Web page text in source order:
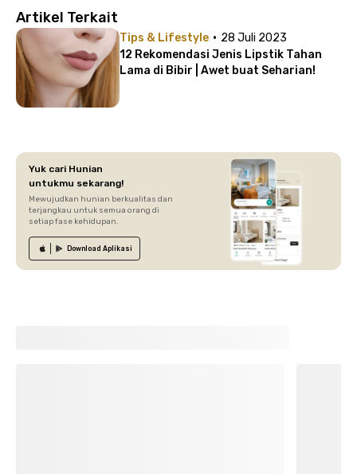
Artikel Terkait
Tips & Lifestyle · 28 Juli 2023
12 Rekomendasi Jenis Lipstik Tahan
Lama di Bibir | Awet buat Seharian!
Yuk cari Hunian
untukmu sekarang!
Mewujudkan hunian berkualitas dan
terjangkau untuk semua orang di
setiap fase kehidupan.
Download Aplikasi